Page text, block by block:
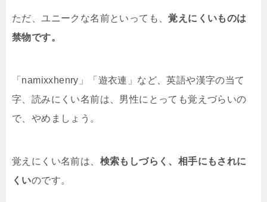
ただ、ユニークな名前といっても、覚えにくいものは
禁物です。
「namixxhenry」「遊衣連」など、英語や漢字の当て
字、読みにくい名前は、男性にとっても覚えづらいの
で、やめましょう。
覚えにくい名前は、 検索もしづらく、相手にもされに
くいのです。